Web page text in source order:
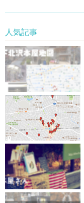
人気記事